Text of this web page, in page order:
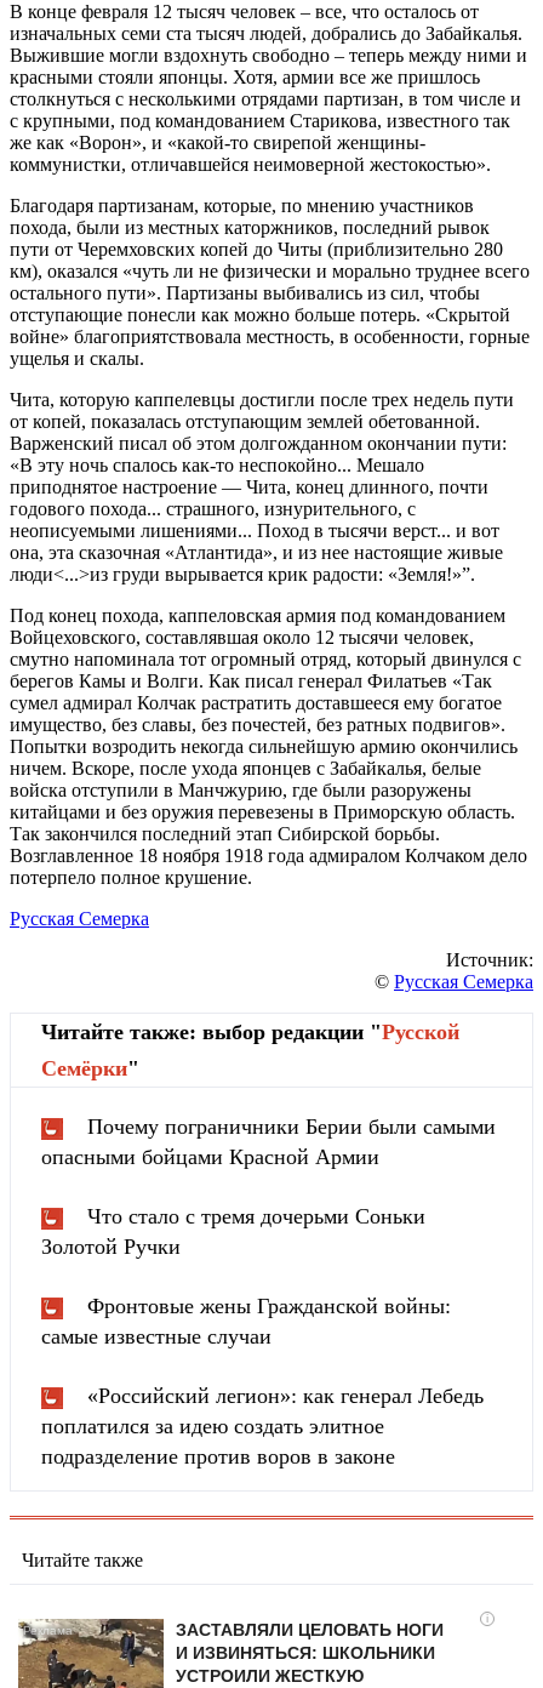
В конце февраля 12 тысяч человек – все, что осталось от
изначальных семи ста тысяч людей, добрались до Забайкалья.
Выжившие могли вздохнуть свободно – теперь между ними и
красными стояли японцы. Хотя, армии все же пришлось
столкнуться с несколькими отрядами партизан, в том числе и
с крупными, под командованием Старикова, известного так
же как «Ворон», и «какой-то свирепой женщины-
коммунистки, отличавшейся неимоверной жестокостью».
Благодаря партизанам, которые, по мнению участников
похода, были из местных каторжников, последний рывок
пути от Черемховских копей до Читы (приблизительно 280
км), оказался «чуть ли не физически и морально труднее всего
остального пути». Партизаны выбивались из сил, чтобы
отступающие понесли как можно больше потерь. «Скрытой
войне» благоприятствовала местность, в особенности, горные
ущелья и скалы.
Чита, которую каппелевцы достигли после трех недель пути
от копей, показалась отступающим землей обетованной.
Варженский писал об этом долгожданном окончании пути:
«В эту ночь спалось как-то неспокойно... Мешало
приподнятое настроение — Чита, конец длинного, почти
годового похода... страшного, изнурительного, с
неописуемыми лишениями... Поход в тысячи верст... и вот
она, эта сказочная «Атлантида», и из нее настоящие живые
люди<...>из груди вырывается крик радости: «Земля!»”.
Под конец похода, каппеловская армия под командованием
Войцеховского, составлявшая около 12 тысячи человек,
смутно напоминала тот огромный отряд, который двинулся с
берегов Камы и Волги. Как писал генерал Филатьев «Так
сумел адмирал Колчак растратить доставшееся ему богатое
имущество, без славы, без почестей, без ратных подвигов».
Попытки возродить некогда сильнейшую армию окончились
ничем. Вскоре, после ухода японцев с Забайкалья, белые
войска отступили в Манчжурию, где были разоружены
китайцами и без оружия перевезены в Приморскую область.
Так закончился последний этап Сибирской борьбы.
Возглавленное 18 ноября 1918 года адмиралом Колчаком дело
потерпело полное крушение.
Русская Семерка
Источник:
© Русская Семерка
Читайте также: выбор редакции "Русской
Cемёрки"
Почему пограничники Берии были самыми
опасными бойцами Красной Армии
Что стало с тремя дочерьми Соньки
Золотой Ручки
Фронтовые жены Гражданской войны:
самые известные случаи
«Российский легион»: как генерал Лебедь
поплатился за идею создать элитное
подразделение против воров в законе
Читайте также
i
ЗАСТАВЛЯЛИ ЦЕЛОВАТЬ НОГИ
И ИЗВИНЯТЬСЯ: ШКОЛЬНИКИ
УСТРОИЛИ ЖЕСТКУЮ